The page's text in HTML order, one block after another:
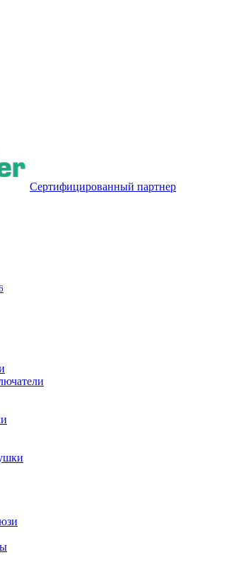
Сертифицированный партнер